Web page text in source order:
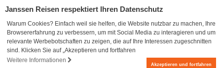
Janssen Reisen respektiert Ihren Datenschutz
Warum Cookies? Einfach weil sie helfen, die Website nutzbar zu machen, Ihre
Browsererfahrung zu verbessern, um mit Social Media zu interagieren und um
relevante Werbebotschaften zu zeigen, die auf Ihre Interessen zugeschnitten
sind. Klicken Sie auf „Akzeptieren und fortfahren
Weitere Informationen
Akzeptieren und fortfahren